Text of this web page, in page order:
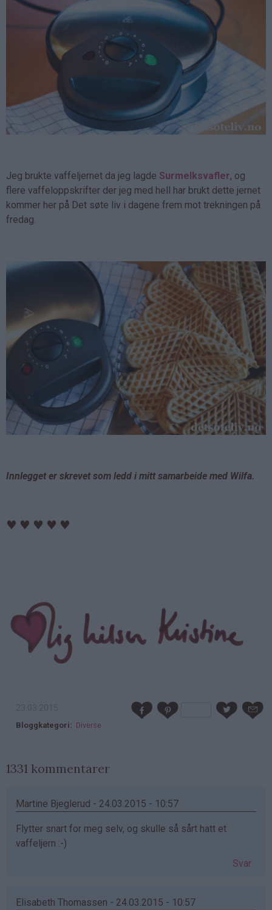
Jeg brukte vaffeljernet da jeg lagde Surmelksvafler, og
flere vaffeloppskrifter der jeg med hell har brukt dette jernet
kommer her på Det søte liv i dagene frem mot trekningen på
fredag.
Innlegget er skrevet som ledd i mitt samarbeide med Wilfa.
♥ ♥ ♥ ♥ ♥
Bloggkategori Diverse
1331 kommentarer
Martine Bjeglerud - 24.03.2015 - 10:57
Flytter snart for meg selv, og skulle så sårt hatt et
vaffeljern :-)
Svar
Elisabeth Thomassen - 24.03.2015 - 10:57